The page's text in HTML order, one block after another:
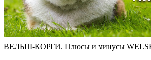
ВЕЛЬШ-КОРГИ. Плюсы и минусы